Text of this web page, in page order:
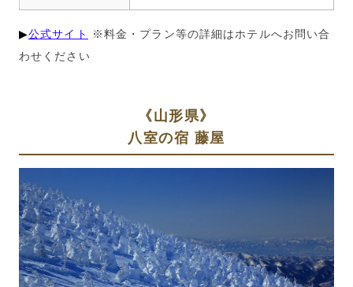
▶︎公式サイト
※料金・プラン等の詳細はホテルへお問い合
わせください
《山形県》
八室の宿 藤屋